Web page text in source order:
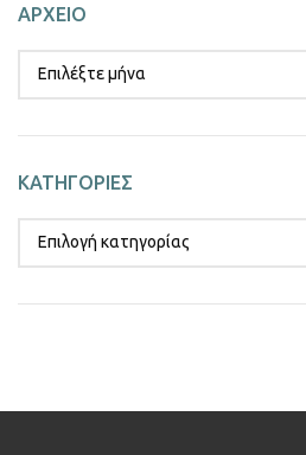
ΑΡΧΕΙΟ
ΚΑΤΗΓΟΡΙΕΣ